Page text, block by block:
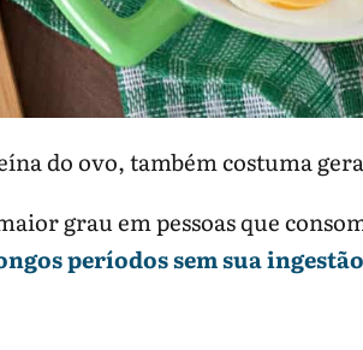
do ovo, também costuma
grau em pessoas que
períodos sem sua